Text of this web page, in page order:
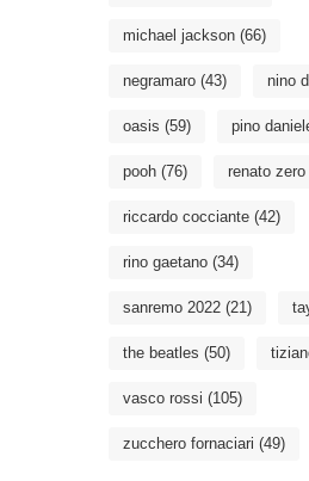
michael jackson (66)
negramaro (43) nino
oasis (59) pino
pooh (76) renato zero
riccardo cocciante (42)
rino gaetano (34)
sanremo 2022 (21)
the beatles (50)
vasco rossi (105)
zucchero fornaciari (49)